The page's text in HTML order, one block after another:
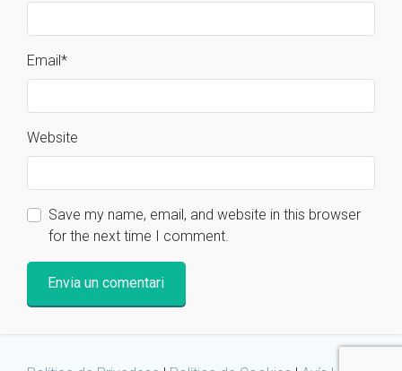
Email*
Website
Save my name, email, and website in this browser
for the next time I comment.